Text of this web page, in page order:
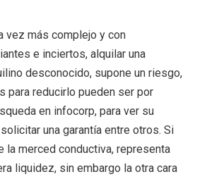
vez más complejo y con
e inciertos, alquilar una
desconocido, supone un riesgo,
para reducirlo pueden ser por
en infocorp, para ver su
una garantía entre otros. Si
la merced conductiva, representa
liquidez, sin embargo la otra cara